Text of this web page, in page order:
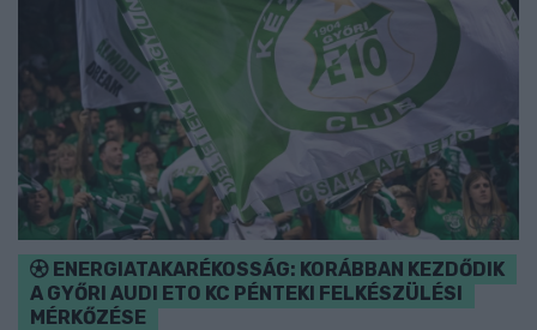
ENERGIATAKARÉKOSSÁG: KORÁBBAN KEZDŐDIK
A GYŐRI AUDI ETO KC PÉNTEKI FELKÉSZÜLÉSI
MÉRKŐZÉSE